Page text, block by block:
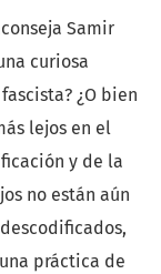
Samir
curiosa
¿O bien
lejos en el
y de la
no están aún
práctica de